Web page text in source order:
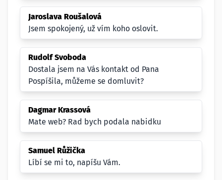
Jaroslava Roušalová
Jsem spokojený, už vím koho oslovit.
Rudolf Svoboda
Dostala jsem na Vás kontakt od Pana
Pospíšila, můžeme se domluvit?
Dagmar Krassová
Mate web? Rad bych podala nabidku
Samuel Růžička
Líbí se mi to, napíšu Vám.